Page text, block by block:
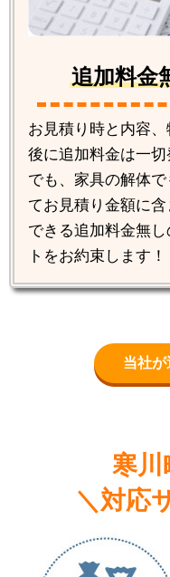
追加料金
お見積り時と内容
後に追加料金は一
でも、家具の解体
てお見積り金額に
できる追加料金無
トをお約束します！
当社
寒川
＼対応